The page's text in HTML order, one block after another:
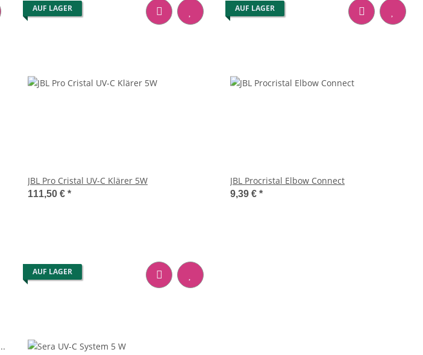
AUF LAGER
JBL Pro Cristal UV-C Klärer 5W
111,50 € *
AUF LAGER
JBL Procristal Elbow Connect
9,39 € *
AUF LAGER